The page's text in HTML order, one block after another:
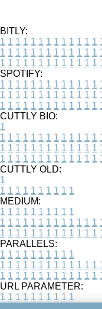
BITLY:
1 1 1 1 1 1 1 1 1 1 1 1 1
1 1 1 1 1 1 1 1 1 1 1 1 1
1 1 1 1 1 1 1 1 1 1 1 1 1
SPOTIFY:
1 1 1 1 1 1 1 1 1 1 1 1 1
1 1 1 1 1 1 1 1 1 1 1 1 1
1 1 1 1 1 1 1 1 1 1 1 1 1
CUTTLY BIO:
1
1 1 1 1 1 1 1 1 1 1 1 1 1
1 1 1 1 1 1 1 1 1 1 1 1 1
1 1 1 1 1 1 1 1 1 1 1 1 1
CUTTLY OLD:
1
1 1 1 1 1 1 1 1 1 1
MEDIUM:
1 1 1 1 1 1 1 1 1 1
1 1 1 1 1 1 1 1 1 1 1 1 1
1 1 1 1 1 1 1 1 1 1 1 1 1
PARALLELS:
1 1 1 1 1 1 1 1 1 1
1 1 1 1 1 1 1 1 1 1 1 1 1
1 1 1 1 1 1 1 1 1 1 1 1 1
URL PARAMETER:
1 1 1 1 1 1 1 1 1 1